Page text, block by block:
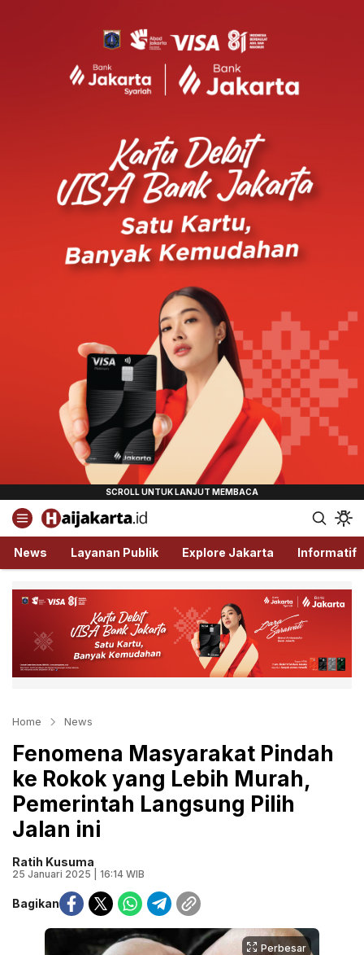
Haijakarta.id
Semua Tentang Jakarta Ada Disini!
News Layanan Publik Explore Jakarta Informatif
Home News
Fenomena Masyarakat Pindah
ke Rokok yang Lebih Murah,
Pemerintah Langsung Pilih
Jalan ini
Ratih Kusuma
25 Januari 2025 | 16:14 WIB
Bagikan
Perbesar